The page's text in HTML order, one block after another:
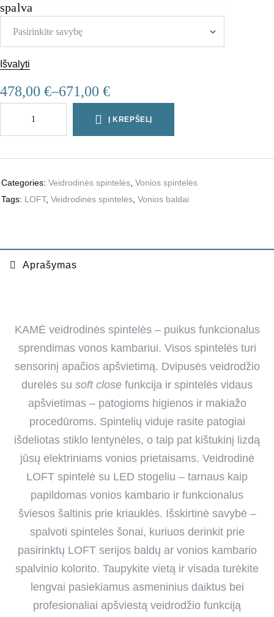
spalva
Išvalyti
478,00 €–671,00 €
Į KREPŠELĮ
Categories: Veidrodinės spintelės, Vonios spintelės
Tags: LOFT, Veidrodinės spintelės, Vonios baldai
Aprašymas
KAMĖ veidrodinės spintelės – puikus funkcionalus
sprendimas vonos kambariui. Visos spintelės turi
sensorinį apačios apšvietimą. Dvipusės veidrodžio
durelės su soft close funkcija ir spintelės vidaus
apšvietimas – patogioms higienos ir makiažo
procedūroms. Spintelių viduje rasite patogiai
išdeliotas stiklo lentynėles, o taip pat kištukinį lizdą
jūsų elektriniams vonios prietaisams. Veidrodinė
LOFT spintelė su LED stogeliu – tarnaus kaip
papildomas vonios kambario ir funkcionalus
šviesos šaltinis prie kriauklės. Išskirtinė savybė –
spalvoti spintelės šonai, kuriuos derinkit prie
pasirinktų LOFT serijos baldų ar vonios kambario
spalvinio kolorito. Taupykite vietą ir visada turėkite
lengvai pasiekiamus asmeninius daiktus bei
profesionaliai apšviestą veidrodžio funkciją